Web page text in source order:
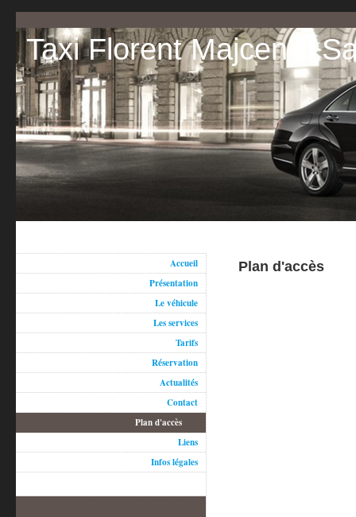
Taxi Florent Majcen à
Plan d'accès
Accueil
Présentation
Le véhicule
Les services
Tarifs
Réservation
Actualités
Contact
Plan d'accès
Liens
Infos légales